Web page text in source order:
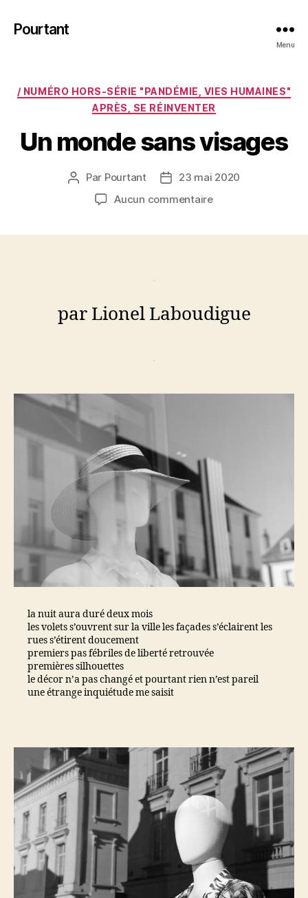
Pourtant
Menu
Catégories
/ NUMÉRO HORS-SÉRIE "PANDÉMIE, VIES HUMAINES"
APRÈS, SE RÉINVENTER
Un monde sans visages
Auteur
l’article
Par Pourtant
Date23 mai 2020
Aucun commentairesur
.
par Lionel Laboudigue
.
la nuit aura duré deux mois
les volets s’ouvrent sur la ville les façades s’éclairent les
rues s’étirent doucement
premiers pas fébriles de liberté retrouvée
premières silhouettes
le décor n’a pas changé et pourtant rien n’est pareil
une étrange inquiétude me saisit